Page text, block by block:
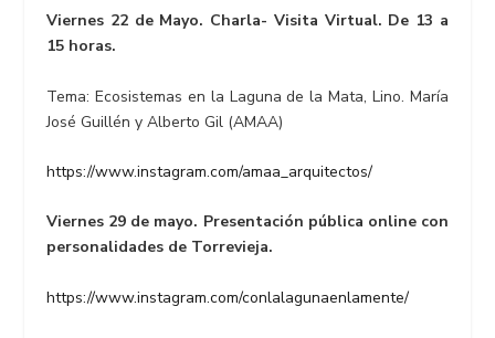
Viernes 22 de Mayo. Charla- Visita Virtual. De 13 a
15 horas.
Tema: Ecosistemas en la Laguna de la Mata, Lino. María
José Guillén y Alberto Gil (AMAA)
https://www.instagram.com/amaa_arquitectos/
Viernes 29 de mayo. Presentación pública online con
personalidades de Torrevieja.
https://www.instagram.com/conlalagunaenlamente/